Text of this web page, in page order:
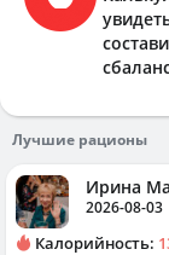
Лучшие рационы
Ирина
2026-08-03
Калорийность: